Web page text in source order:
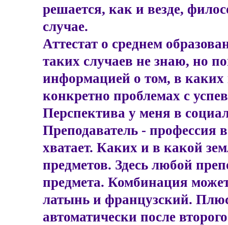
решается, как и везде,
случае.
Аттестат о среднем
таких случаев не знаю, но
информацией о том, в
конкретно проблемах с
Перспектива у меня в
Преподаватель - профессия
хватает. Каких и в какой
предметов. Здесь любой
предмета. Комбинация
латынь и французский.
автоматически после